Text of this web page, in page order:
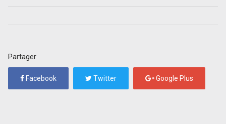
Partager
Facebook Twitter Google Plus